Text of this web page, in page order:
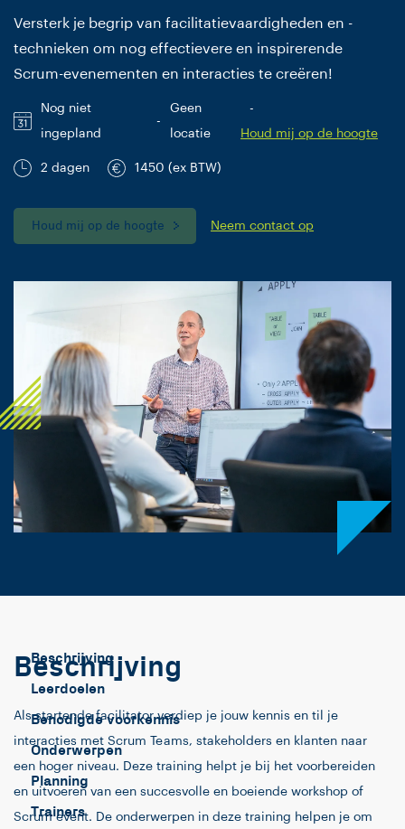
Versterk je begrip van facilitatievaardigheden en -
technieken om nog effectievere en inspirerende
Scrum-evenementen en interacties te creëren!
Nog niet
ingepland
-
Geen
locatie
-
Houd mij op de hoogte
2 dagen 1450 (ex BTW)
Houd mij op de hoogte Neem contact op
Beschrijving
Leerdoelen
Benodigde voorkennis
Onderwerpen
Planning
Trainers
Beschrijving
Als startende facilitator verdiep je jouw kennis en til je
interacties met Scrum Teams, stakeholders en klanten naar
een hoger niveau. Deze training helpt je bij het voorbereiden
en uitvoeren van een succesvolle en boeiende workshop of
Scrum event. De onderwerpen in deze training helpen je om